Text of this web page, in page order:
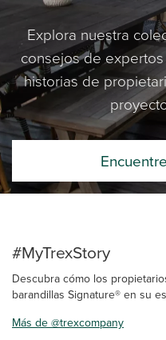
Explora nuestra
consejos de
historias de
#MyTrexStory
Descubra cómo los
barandillas Signature® en su
Más de @trexcompany